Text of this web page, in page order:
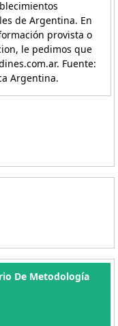
de Argentina. En
provista o
le pedimos que
Fuente:
Argentina.
De Metodología